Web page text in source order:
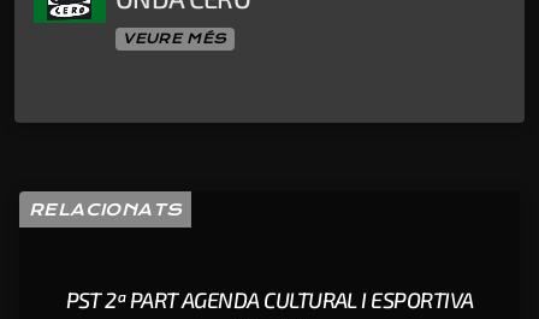
VEURE MÉS
RELACIONATS
PST 2ª PART AGENDA CULTURAL I ESPORTIVA